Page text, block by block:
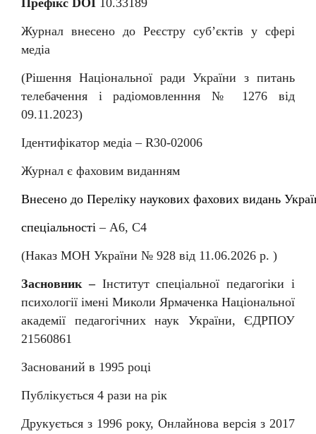
Префікс DOI 10.33189
Журнал внесено до Реєстру суб’єктів у сфері
медіа
(Рішення Національної ради України з питань
телебачення і радіомовленння № 1276 від
09.11.2023)
Ідентифікатор медіа – R30-02006
Журнал є фаховим виданням
Внесено до Перелiку наукових фахових видань
спеціальності–А6, С4
(Наказ МОН України № 928 від 11.06.2026 р. )
Засновник – Інститут спеціальної педагогіки і
психології імені Миколи Ярмаченка Національної
академії педагогічних наук України, ЄДРПОУ
21560861
Заснований в 1995 році
Публікується 4 рази на рік
Друкується з 1996 року, Онлайнова версія з 2017